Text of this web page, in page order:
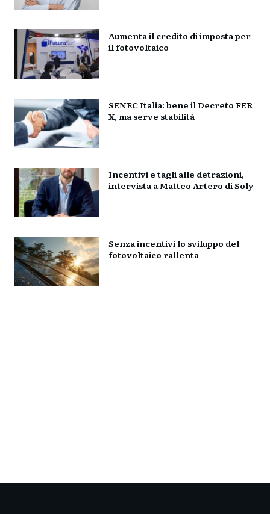
Aumenta il credito di imposta per
il fotovoltaico
SENEC Italia: bene il Decreto FER
X, ma serve stabilità
Incentivi e tagli alle detrazioni,
intervista a Matteo Artero di Soly
Senza incentivi lo sviluppo del
fotovoltaico rallenta